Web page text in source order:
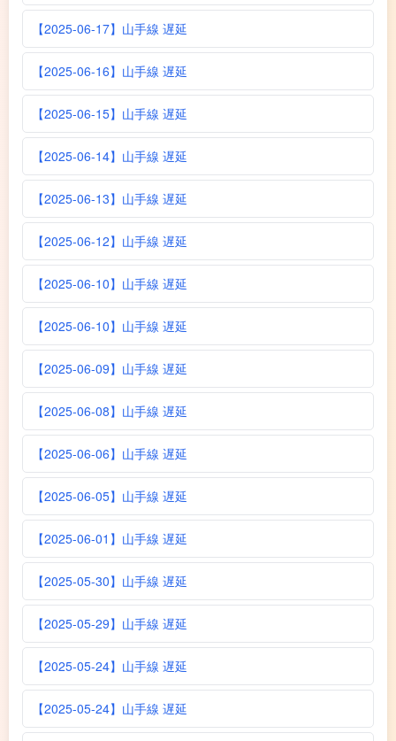
【2025-06-17】山手線 遅延
【2025-06-16】山手線 遅延
【2025-06-15】山手線 遅延
【2025-06-14】山手線 遅延
【2025-06-13】山手線 遅延
【2025-06-12】山手線 遅延
【2025-06-10】山手線 遅延
【2025-06-10】山手線 遅延
【2025-06-09】山手線 遅延
【2025-06-08】山手線 遅延
【2025-06-06】山手線 遅延
【2025-06-05】山手線 遅延
【2025-06-01】山手線 遅延
【2025-05-30】山手線 遅延
【2025-05-29】山手線 遅延
【2025-05-24】山手線 遅延
【2025-05-24】山手線 遅延